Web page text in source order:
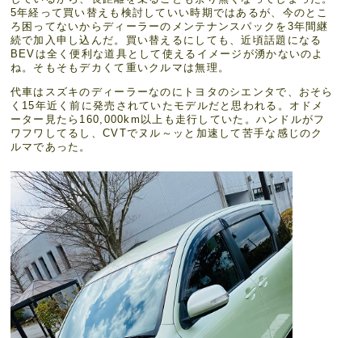
5年経って買い替えも検討していい時期ではあるが、今のとこ
ろ困ってないからディーラーのメンテナンスパックを3年間継
続で加入申し込んだ。買い替えるにしても、近頃話題になる
BEVは全く便利な道具として使えるイメージが湧かないのよ
ね。そもそもデカくて重いクルマは無理。
代車はスズキのディーラーなのにトヨタのシエンタで、おそら
く15年近く前に発売されていたモデルだと思われる。オドメ
ーター見たら160,000km以上も走行していた。ハンドルがフ
ワフワしてるし、CVTでヌル～ッと加速して苦手な感じのク
ルマであった。